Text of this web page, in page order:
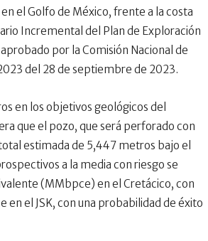
el Golfo de México, frente a la costa
Incremental del Plan de Exploración
por la Comisión Nacional de
del 28 de septiembre de 2023.
en los objetivos geológicos del
que el pozo, que será perforado con
estimada de 5,447 metros bajo el
a la media con riesgo se
(MMbpce) en el Cretácico, con
el JSK, con una probabilidad de éxito